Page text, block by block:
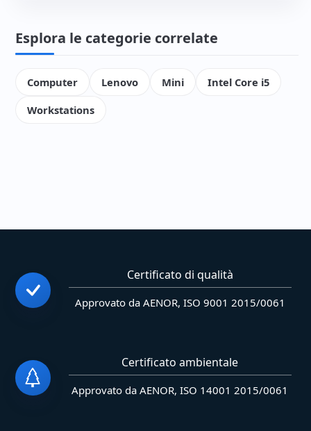
Esplora le categorie correlate
Computer Lenovo Mini
Intel Core i5
Workstations
Certificato di qualità
Approvato da AENOR, ISO 9001 2015/0061
Certificato ambientale
Approvato da AENOR, ISO 14001 2015/0061